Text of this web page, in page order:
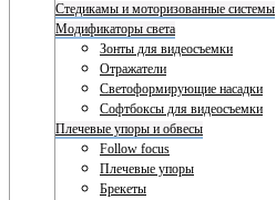
Стедикамы и моторизованные системы
Модификаторы света
Зонты для видеосъемки
Отражатели
Светоформирующие насадки
Софтбоксы для видеосъемки
Плечевые упоры и обвесы
Follow focus
Плечевые упоры
Брекеты